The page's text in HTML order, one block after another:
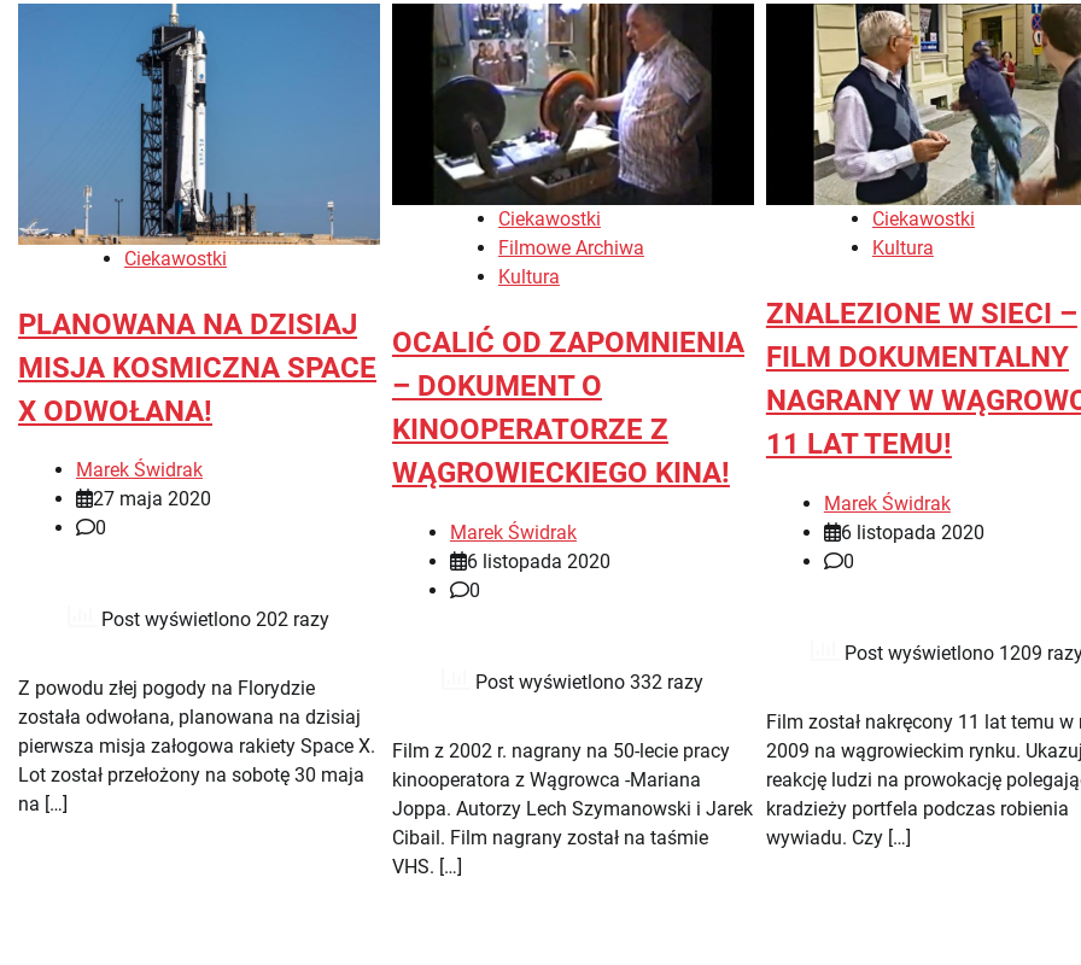
Ciekawostki
PLANOWANA NA DZISIAJ
MISJA KOSMICZNA SPACE
X ODWOŁANA!
Marek Świdrak
27 maja 2020
0
Post wyświetlono 202 razy
Z powodu złej pogody na Florydzie
została odwołana, planowana na dzisiaj
pierwsza misja załogowa rakiety Space X.
Lot został przełożony na sobotę 30 maja
na […]
Ciekawostki
Filmowe Archiwa
Kultura
OCALIĆ OD ZAPOMNIENIA
– DOKUMENT O
KINOOPERATORZE Z
WĄGROWIECKIEGO KINA!
Marek Świdrak
6 listopada 2020
0
Post wyświetlono 332 razy
Film z 2002 r. nagrany na 50-lecie pracy
kinooperatora z Wągrowca -Mariana
Joppa. Autorzy Lech Szymanowski i Jarek
Cibail. Film nagrany został na taśmie
VHS. […]
Ciekawostki
Kultura
ZNALEZIONE W SIECI –
FILM DOKUMENTALNY
NAGRANY W
11 LAT TEMU!
Marek Świdrak
6 listopada 2020
0
Post wyświetlono 1209
Film został nakręcony 11 lat temu w
2009 na wągrowieckim rynku.
reakcję ludzi na prowokację
kradzieży portfela podczas robienia
wywiadu. Czy […]